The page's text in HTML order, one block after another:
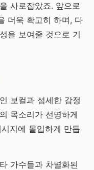
사로잡았죠. 앞으로
더욱 확고히 하며, 다
을 보여줄 것으로 기
보컬과 섬세한 감정
목소리가 선명하게
지에 몰입하게 만듭
가수들과 차별화된